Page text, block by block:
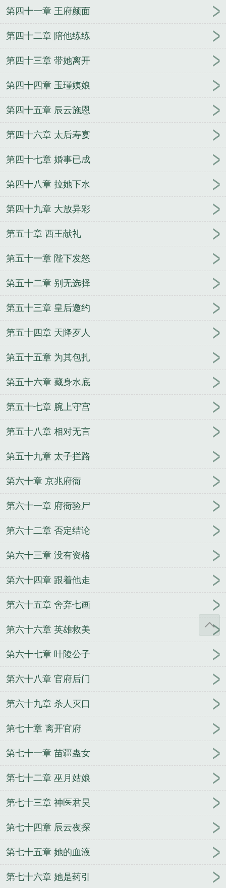
第四十一章 王府颜面
第四十二章 陪他练练
第四十三章 带她离开
第四十四章 玉瑾姨娘
第四十五章 辰云施恩
第四十六章 太后寿宴
第四十七章 婚事已成
第四十八章 拉她下水
第四十九章 大放异彩
第五十章 西王献礼
第五十一章 陛下发怒
第五十二章 别无选择
第五十三章 皇后邀约
第五十四章 天降歹人
第五十五章 为其包扎
第五十六章 藏身水底
第五十七章 腕上守宫
第五十八章 相对无言
第五十九章 太子拦路
第六十章 京兆府衙
第六十一章 府衙验尸
第六十二章 否定结论
第六十三章 没有资格
第六十四章 跟着他走
第六十五章 舍弃七画
第六十六章 英雄救美
第六十七章 叶陵公子
第六十八章 官府后门
第六十九章 杀人灭口
第七十章 离开官府
第七十一章 苗疆蛊女
第七十二章 巫月姑娘
第七十三章 神医君昊
第七十四章 辰云夜探
第七十五章 她的血液
第七十六章 她是药引